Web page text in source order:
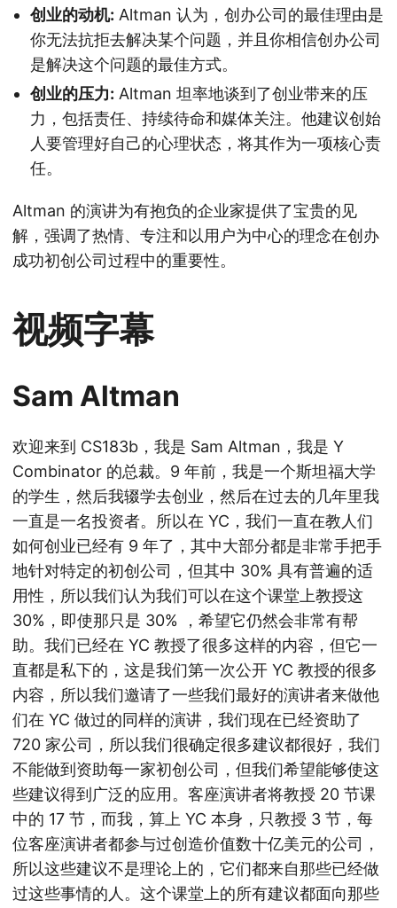
创业的动机: Altman 认为，创办公司的最佳理由是
你无法抗拒去解决某个问题，并且你相信创办公司
是解决这个问题的最佳方式。
创业的压力: Altman 坦率地谈到了创业带来的压
力，包括责任、持续待命和媒体关注。他建议创始
人要管理好自己的心理状态，将其作为一项核心责
任。
Altman 的演讲为有抱负的企业家提供了宝贵的见
解，强调了热情、专注和以用户为中心的理念在创办
成功初创公司过程中的重要性。
视频字幕
Sam Altman
欢迎来到 CS183b，我是 Sam Altman，我是 Y
Combinator 的总裁。9 年前，我是一个斯坦福大学
的学生，然后我辍学去创业，然后在过去的几年里我
一直是一名投资者。所以在 YC，我们一直在教人们
如何创业已经有 9 年了，其中大部分都是非常手把手
地针对特定的初创公司，但其中 30% 具有普遍的适
用性，所以我们认为我们可以在这个课堂上教授这
30%，即使那只是 30% ，希望它仍然会非常有帮
助。我们已经在 YC 教授了很多这样的内容，但它一
直都是私下的，这是我们第一次公开 YC 教授的很多
内容，所以我们邀请了一些我们最好的演讲者来做他
们在 YC 做过的同样的演讲，我们现在已经资助了
720 家公司，所以我们很确定很多建议都很好，我们
不能做到资助每一家初创公司，但我们希望能够使这
些建议得到广泛的应用。客座演讲者将教授 20 节课
中的 17 节，而我，算上 YC 本身，只教授 3 节，每
位客座演讲者都参与过创造价值数十亿美元的公司，
所以这些建议不是理论上的，它们都来自那些已经做
过这些事情的人。这个课堂上的所有建议都面向那些